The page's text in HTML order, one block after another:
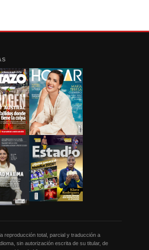
reproducción total, parcial y traducción a
sin autorización escrita de su titular, de